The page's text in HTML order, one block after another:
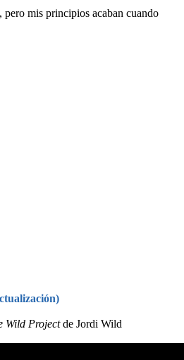
mis principios acaban cuando
Wild Projectde Jordi Wild